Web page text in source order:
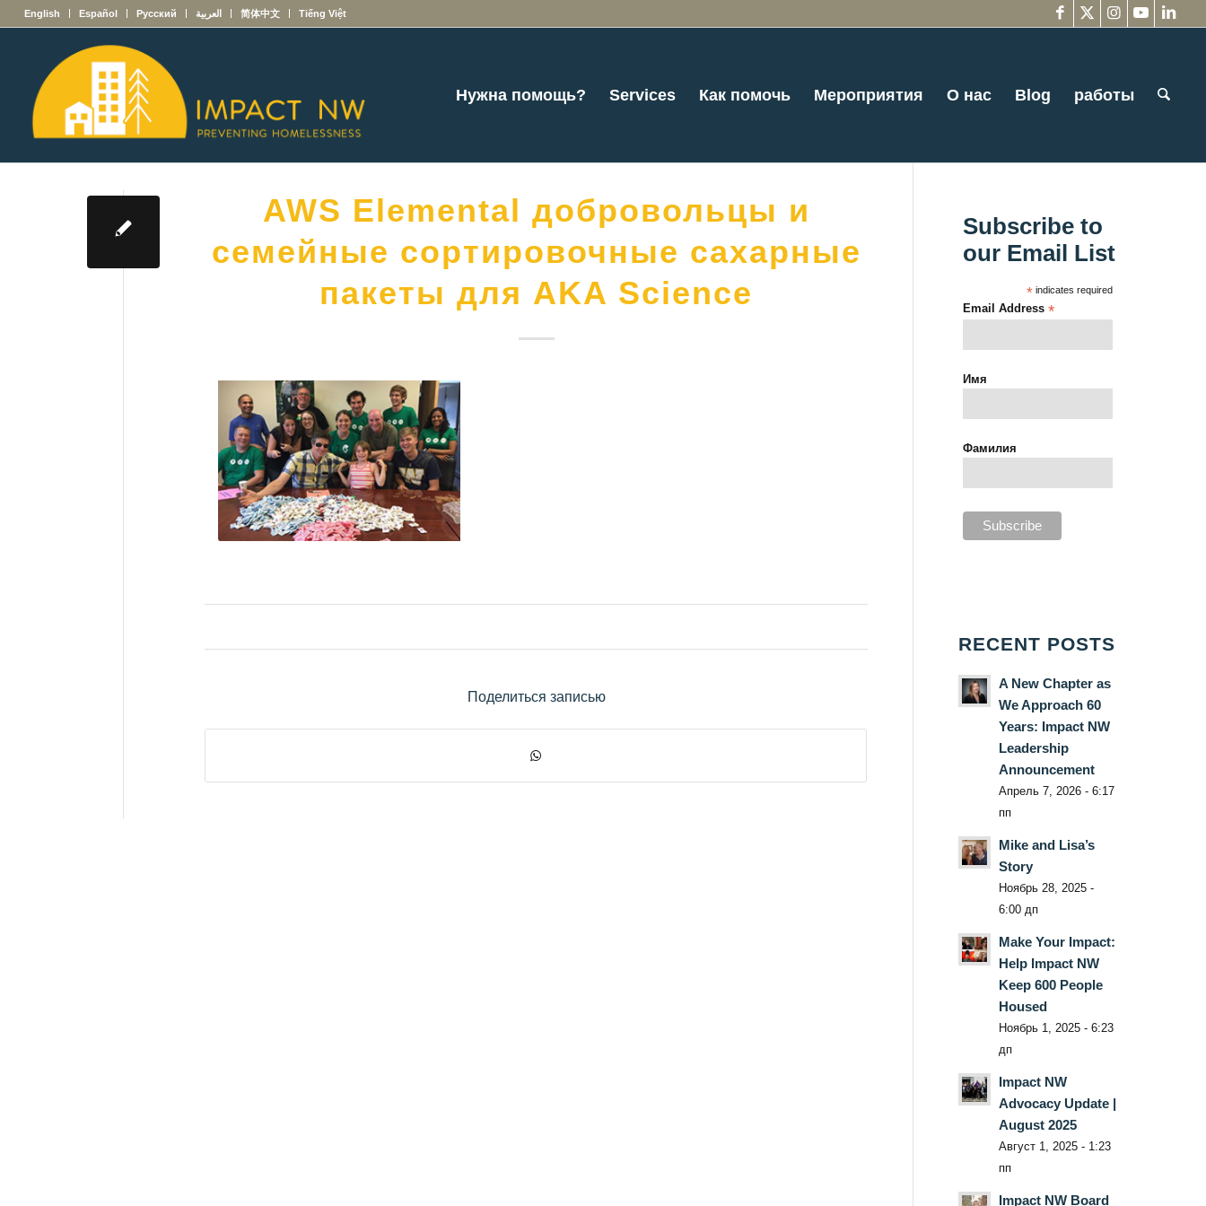
English Español Русский العربية 简体中文 Tiếng Việt
Нужна помощь? Services Как помочь Мероприятия О нас Blog работы
AWS Elemental добровольцы и
семейные сортировочные сахарные
пакеты для AKA Science
Поделиться записью
Subscribe to
our Email List
* indicates required
Email Address*
Имя
Фамилия
RECENT POSTS
A New Chapter as
We Approach 60
Years: Impact NW
Leadership
Announcement
Апрель 7, 2026 - 6:17
пп
Mike and Lisa’s
Story
Ноябрь 28, 2025 -
6:00 дп
Make Your Impact:
Help Impact NW
Keep 600 People
Housed
Ноябрь 1, 2025 - 6:23
дп
Impact NW
Advocacy Update |
August 2025
Август 1, 2025 - 1:23
пп
Impact NW Board